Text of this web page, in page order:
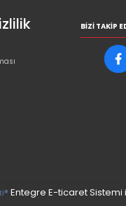
BIZI TAKIP
Entegre E-ticaret Sistemi